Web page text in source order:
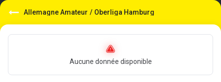
Allemagne Amateur / Oberliga Hamburg
Aucune donnée disponible